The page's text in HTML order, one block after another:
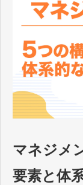
マネジメ
要素と体